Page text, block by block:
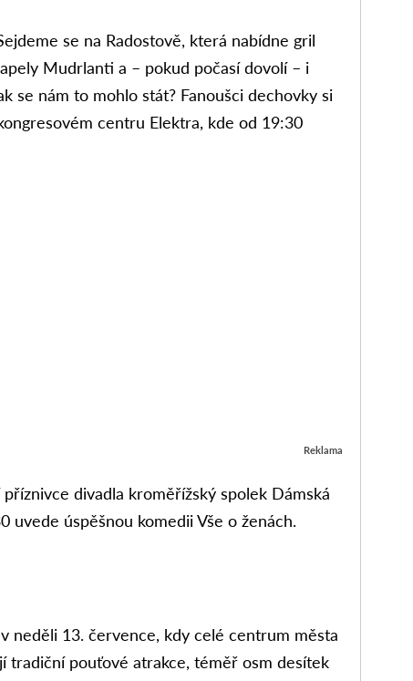
se na Radostově, která nabídne gril
Mudrlanti a – pokud počasí dovolí – i
se nám to mohlo stát? Fanoušci dechovky si
centru Elektra, kde od 19:30
Reklama
divadla kroměřížský spolek Dámská
uvede úspěšnou komedii Vše o ženách.
neděli 13. července, kdy celé centrum města
tradiční pouťové atrakce, téměř osm desítek